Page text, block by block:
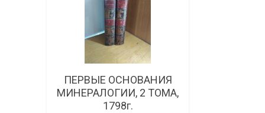
ПЕРВЫЕ ОСНОВАНИЯ
МИНЕРАЛОГИИ, 2 ТОМА,
1798г.